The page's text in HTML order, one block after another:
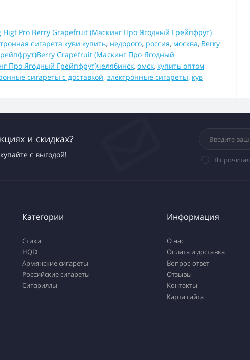
Higt Pro Berry Grapefruit (Маскинг Про Ягодный Грейпфрут)
сигарета куви купить, недорого, россия, москва, Berry
Grapefruit (Маскинг Про Ягодный
Про Ягодный Грейпфрут)челябинск, омск, купить оптом
сигареты с доставкой, электронные сигареты, кув
и скидках?
с выгодой!
Я прочитал
Категории
Стики
HQD
Армянские сигареты
Российские сигареты
Сигариллы
Информация
О нас
Оплата и доставка
Вопрос-ответ
Отзывы
Контакты
Карта сайта